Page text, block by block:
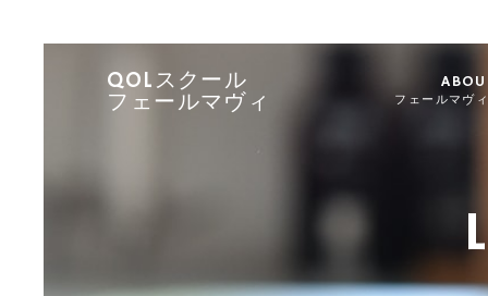
QOLスクール
フェールマヴィ
フェールマヴ